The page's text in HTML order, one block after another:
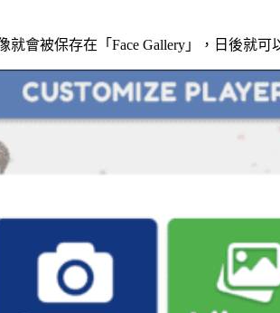
會被保存在「Face Gallery」，日後就